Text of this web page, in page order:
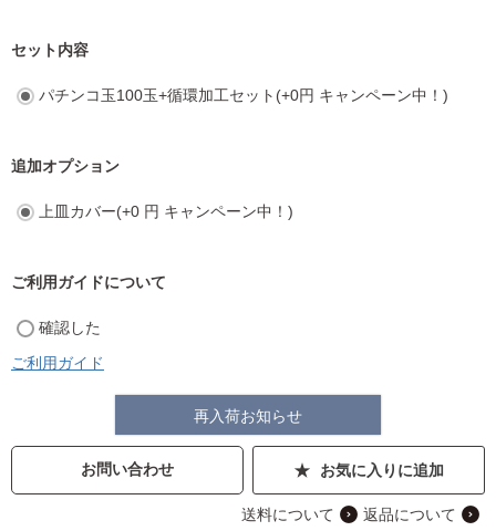
セット内容
パチンコ玉100玉+循環加工セット(+0円 キャンペーン中！)
追加オプション
上皿カバー(+0 円 キャンペーン中！)
ご利用ガイドについて
確認した
ご利用ガイド
再入荷お知らせ
お問い合わせ お気に入りに追加
送料について 返品について